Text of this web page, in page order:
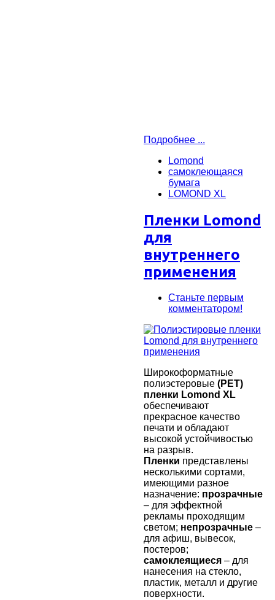
Подробнее ...
Lomond
самоклеющаяся
бумага
LOMOND XL
Пленки Lomond
для
внутреннего
применения
Станьте первым
комментатором!
Широкоформатные
полиэстеровые (PET)
пленки Lomond XL
обеспечивают
прекрасное качество
печати и обладают
высокой устойчивостью
на разрыв.
Пленки представлены
несколькими сортами,
имеющими разное
назначение: прозрачные
– для эффектной
рекламы проходящим
светом; непрозрачные –
для афиш, вывесок,
постеров;
самоклеящиеся – для
нанесения на стекло,
пластик, металл и другие
поверхности.